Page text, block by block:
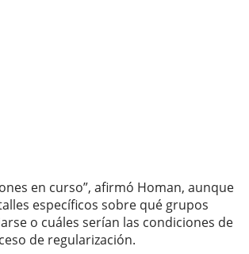
en curso”, afirmó Homan, aunque
específicos sobre qué grupos
o cuáles serían las condiciones de
de regularización.